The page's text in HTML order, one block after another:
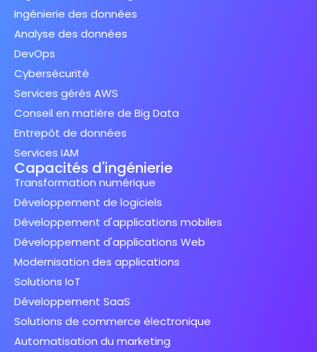
Ingénierie des données
Analyse des données
DevOps
Cybersécurité
Services gérés AWS
Conseil en matière de Big Data
Entrepôt de données
Services IAM
Capacités d'ingénierie
Transformation numérique
Développement de logiciels
Développement d'applications mobiles
Développement d'applications Web
Modernisation des applications
Solutions IoT
Développement SaaS
Solutions de commerce électronique
Automatisation du marketing